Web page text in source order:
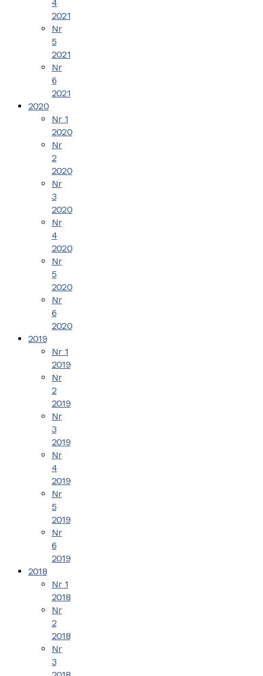
4
2021
Nr
5
2021
Nr
6
2021
2020
Nr 1
2020
Nr
2
2020
Nr
3
2020
Nr
4
2020
Nr
5
2020
Nr
6
2020
2019
Nr 1
2019
Nr
2
2019
Nr
3
2019
Nr
4
2019
Nr
5
2019
Nr
6
2019
2018
Nr 1
2018
Nr
2
2018
Nr
3